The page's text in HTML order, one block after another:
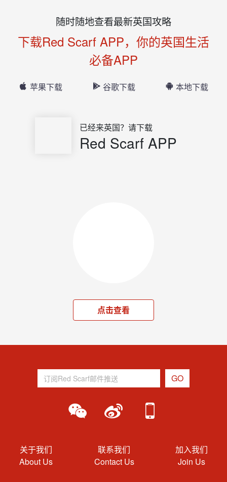
随时随地查看最新英国攻略
下载Red Scarf APP，你的英国生活
必备APP
苹果下载 谷歌下载 本地下载
已经来英国？请下载
Red Scarf APP
点击查看
关于我们
About Us
联系我们
Contact Us
加入我们
Join Us